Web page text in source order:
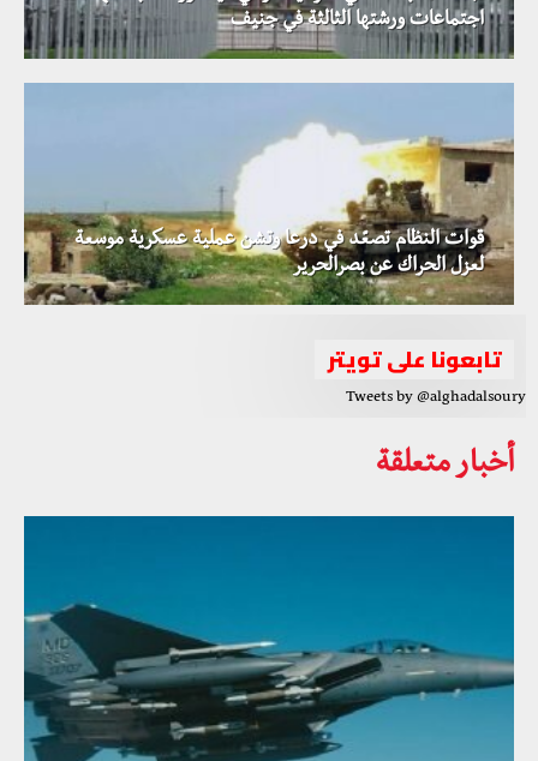
اجتماعات ورشتها الثالثة في جنيف
قوات النظام تصعّد في درعا وتشن عملية عسكرية موسعة
لعزل الحراك عن بصرالحرير
تابعونا على تويتر
Tweets by @alghadalsoury
أخبار متعلقة